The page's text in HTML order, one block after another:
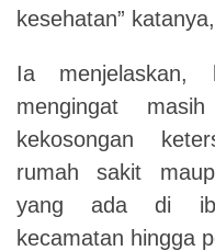
kesehatan”
Ia
mengingat
kekosongan
rumah sakit
yang ada di
kecamatan hingga